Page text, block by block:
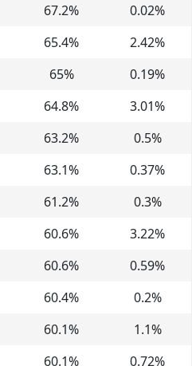
67.2% 0.02%
65.4% 2.42%
65% 0.19%
64.8% 3.01%
63.2% 0.5%
63.1% 0.37%
61.2% 0.3%
60.6% 3.22%
60.6% 0.59%
60.4% 0.2%
60.1% 1.1%
60.1% 0.72%